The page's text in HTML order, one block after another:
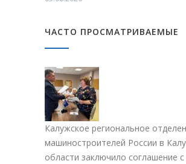
ЧАСТО ПРОСМАТРИВАЕМЫЕ
Калужское региональное
машиностроителей России в
области заключило соглашение